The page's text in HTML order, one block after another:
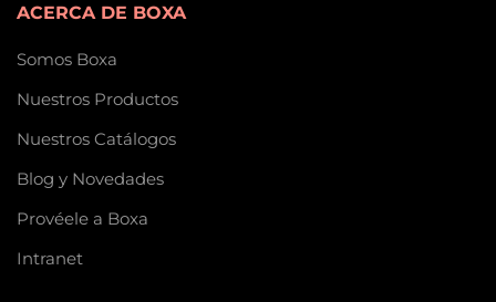
ACERCA DE BOXA
Somos Boxa
Nuestros Productos
Nuestros Catálogos
Blog y Novedades
Provéele a Boxa
Intranet